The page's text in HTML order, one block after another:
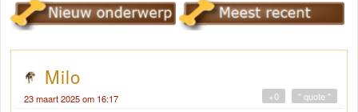
Milo
23 maart 2025 om 16:17 " quote "
+0